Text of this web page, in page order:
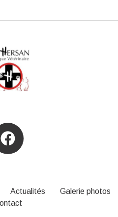
Actualités
Galerie photos